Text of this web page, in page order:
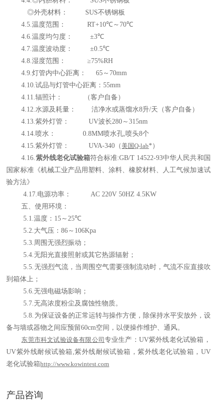
◎外壳材料： SUS不锈钢板
4.5.温度范围：RT+10℃～ 70℃
4.6.温度均匀度： ±3℃
4.7.温度波动度： ±0.5℃
4.8.湿度范围： ≥75%RH
4.9.灯管内中心距离：65 ～ 70mm
4.10.试品与灯管中心距离：55mm
4.11.辐照计： （客户自备）
4.12. 水源及耗量： 洁净水或蒸馏水8升/天（客户自备）
4.13.紫外灯管：UV波长280 ～315nm
4.14.喷水：0.8MM喷水孔 ,喷头8个
4.15.紫外灯管：UVA-340（ 美国Q-lab* ）
4.16. 紫外线老化试验箱符合标准:GB/T 14522-93中华人民共和国
国家标准《机械工业产品用塑料、涂料、橡胶材料、人工气候加速试
验方法》
4.17. 电源功率： AC 220V 50HZ 4.5KW
五、使用环境：
5.1.温度： 15 ～ 25℃
5.2. 大气压：86 ～ 106Kpa
5.3. 周围无强烈振动；
5.4.无阳光直接照射或其它热源辐射；
5.5. 无强烈气流，当周围空气需要强制流动时，气流不应直接吹
到箱体上；
5.6.无强电磁场影响；
5.7.无高浓度粉尘及腐蚀性物质。
5.8. 为保证设备的正常运转与操作方便，除保持水平安放外，设
备与墙或器物之间应预留60cm空间，以便操作维护、通风。
东莞市科文试验设备有限公司专业生产 ： UV紫外线老化试验箱，
UV紫外线耐候试验箱 紫外线耐候试验箱，紫外线老化试验箱， UV
老化试验箱http://www.kowintest.com
产品咨询